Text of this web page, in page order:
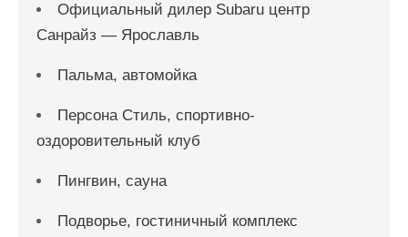
Официальный дилер Subaru центр
Санрайз — Ярославль
Пальма, автомойка
Персона Стиль, спортивно-
оздоровительный клуб
Пингвин, сауна
Подворье, гостиничный комплекс